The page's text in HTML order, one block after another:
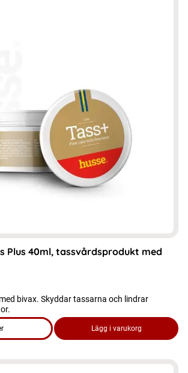
Plus 40ml, tassvårdsprodukt med
bivax. Skyddar tassarna och lindrar
produkten Hundvård - Tass Plus 40ml, tassvårdsprodukt
Lägg i varukorg